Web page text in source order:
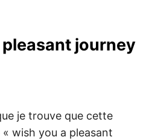
journey
je trouve que cette
wish you a pleasant